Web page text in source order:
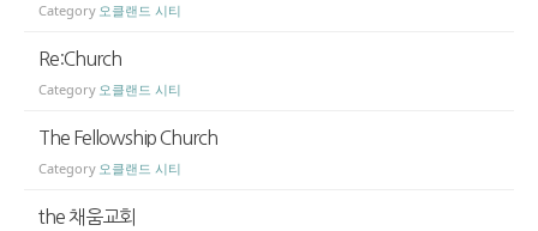
Category 오클랜드 시티
Re:Church
Category 오클랜드 시티
The Fellowship Church
Category 오클랜드 시티
the 채움교회